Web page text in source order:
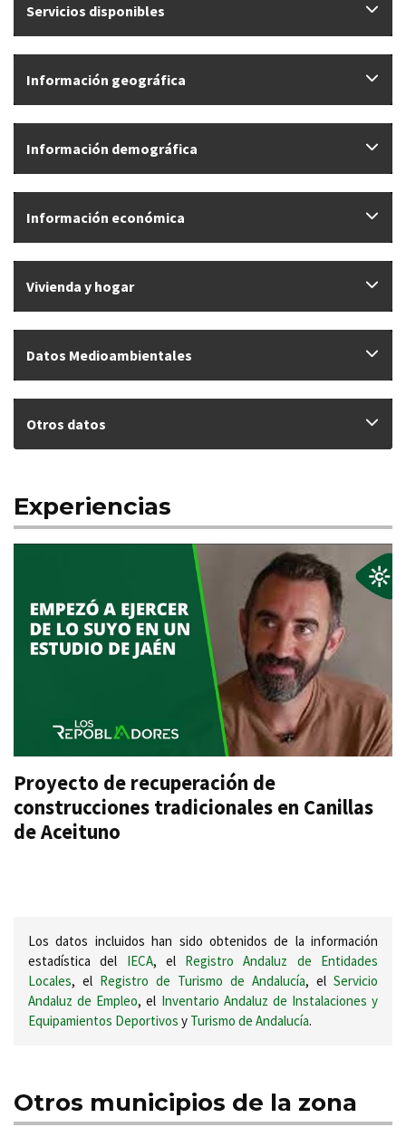
Servicios disponibles
Información geográfica
Información demográfica
Información económica
Vivienda y hogar
Datos Medioambientales
Otros datos
Experiencias
Proyecto de recuperación de
construcciones tradicionales en Canillas
de Aceituno
Los datos incluidos han sido obtenidos de la información
estadística del IECA, el Registro Andaluz de Entidades
Locales, el Registro de Turismo de Andalucía, el Servicio
Andaluz de Empleo, el Inventario Andaluz de Instalaciones y
Equipamientos Deportivos y Turismo de Andalucía.
Otros municipios de la zona